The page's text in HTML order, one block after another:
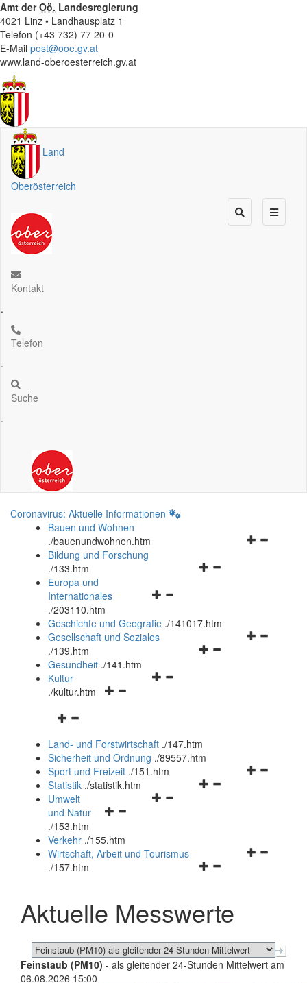
Amt derOö. Landesregierung
4021 Linz • Landhausplatz 1
Telefon (+43 732) 77 20-0
E-Mail post@ooe.gv.at
www.land-oberoesterreich.gv.at
Land
Oberösterreich
Kontakt
.
Telefon
.
Suche
.
Coronavirus: Aktuelle Informationen
Bauen und Wohnen
./bauenundwohnen.htm
Navigationsmenü
Bildung und Forschung
./133.htm
Navigationsmenü
und
schließen
Europa und
Internationales
./203110.htm
Geschichte und Geografie ./141017.htm
Navigationsmenü
Gesellschaft und Soziales
./139.htm
Navigationsmenü
Gesundheit ./141.htm
Navigationsmenü
Kultur
./kultur.htm
Navigationsmenü
und
schließen
Land- und Forstwirtschaft ./147.htm
Sicherheit und Ordnung ./89557.htm
Navigationsmenü
Sport und Freizeit ./151.htm
Navigationsmenü
Statistik ./statistik.htm
Navigationsmenü
und
schließen
Umwelt
und Natur
./153.htm
Verkehr ./155.htm
Navigationsmenü
schließen
Wirtschaft, Arbeit und Tourismus
./157.htm
Aktuelle Messwerte
Feinstaub (PM10) - als gleitender 24-Stunden Mittelwert am
06.08.2026 15:00